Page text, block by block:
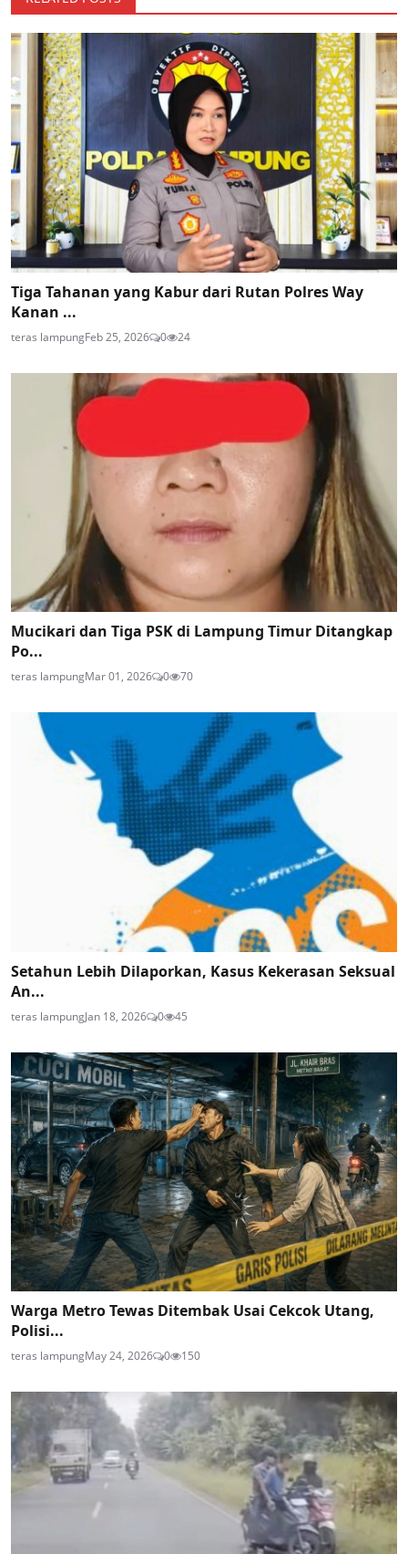
Tiga Tahanan yang Kabur dari Rutan Polres Way
Kanan ...
teras lampungFeb 25, 2026 0 24
Mucikari dan Tiga PSK di Lampung Timur Ditangkap
Po...
teras lampungMar 01, 2026 0 70
Setahun Lebih Dilaporkan, Kasus Kekerasan Seksual
An...
teras lampungJan 18, 2026 0 45
Warga Metro Tewas Ditembak Usai Cekcok Utang,
Polisi...
teras lampungMay 24, 2026 0 150